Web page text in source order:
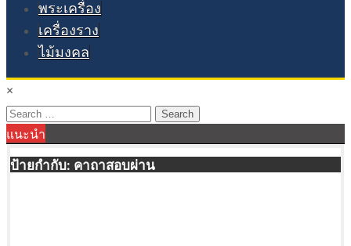
พระเครื่อง
เครื่องราง
ไม้มงคล
×
Search
for:
แนะนำ
ป้ายกำกับ: คาถาสอบผ่าน